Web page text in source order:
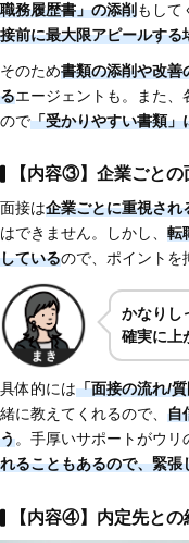
職務履歴書」の添削 もして
接前に最大限アピールする
そのため書類の添削や改善
るエージェントも。また
ので「受かりやすい書類」
【内容③】企業ごとの
面接は企業ごとに重視され
はできません。しかし、 転
しているので、ポイントを
かなりし
確実に上
具体的には「面接の流れ/
緒に教えてくれるので、 自
う。手厚いサポートがウリ
れることもあるので、緊張
【内容④】内定先との